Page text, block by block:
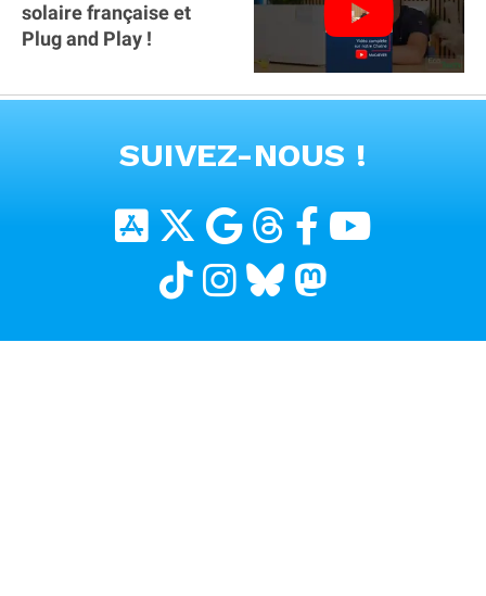
solaire française et
Plug and Play !
SUIVEZ-NOUS !